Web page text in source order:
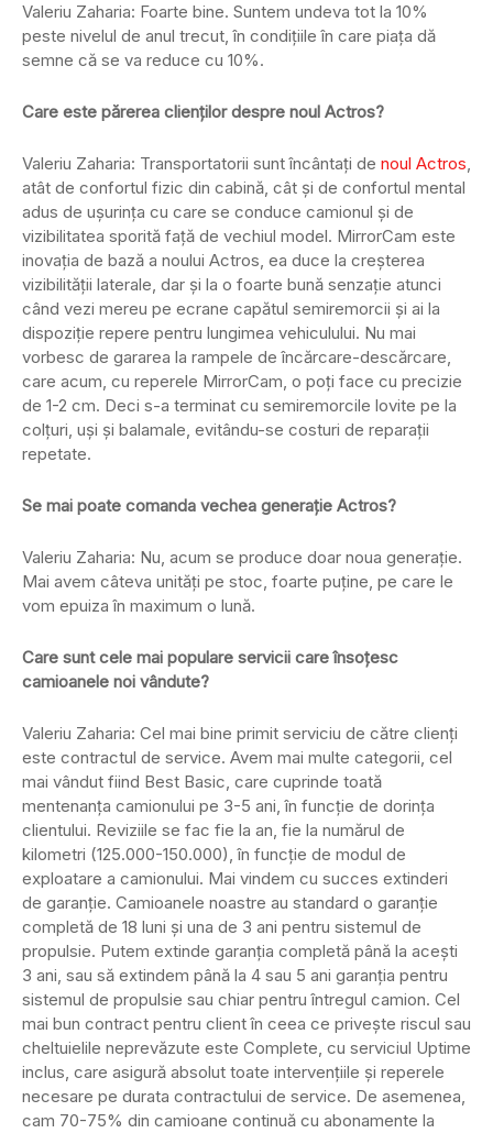
Valeriu Zaharia: Foarte bine. Suntem undeva tot la 10%
peste nivelul de anul trecut, în condițiile în care piața dă
semne că se va reduce cu 10%.
Care este părerea clienților despre noul Actros?
Valeriu Zaharia: Transportatorii sunt încântați de noul Actros,
atât de confortul fizic din cabină, cât și de confortul mental
adus de ușurința cu care se conduce camionul și de
vizibilitatea sporită față de vechiul model. MirrorCam este
inovația de bază a noului Actros, ea duce la creșterea
vizibilității laterale, dar și la o foarte bună senzație atunci
când vezi mereu pe ecrane capătul semiremorcii și ai la
dispoziție repere pentru lungimea vehiculului. Nu mai
vorbesc de gararea la rampele de încărcare-descărcare,
care acum, cu reperele MirrorCam, o poți face cu precizie
de 1-2 cm. Deci s-a terminat cu semiremorcile lovite pe la
colțuri, uși și balamale, evitându-se costuri de reparații
repetate.
Se mai poate comanda vechea generație Actros?
Valeriu Zaharia: Nu, acum se produce doar noua generație.
Mai avem câteva unități pe stoc, foarte puține, pe care le
vom epuiza în maximum o lună.
Care sunt cele mai populare servicii care însoțesc
camioanele noi vândute?
Valeriu Zaharia: Cel mai bine primit serviciu de către clienți
este contractul de service. Avem mai multe categorii, cel
mai vândut fiind Best Basic, care cuprinde toată
mentenanța camionului pe 3-5 ani, în funcție de dorința
clientului. Reviziile se fac fie la an, fie la numărul de
kilometri (125.000-150.000), în funcție de modul de
exploatare a camionului. Mai vindem cu succes extinderi
de garanție. Camioanele noastre au standard o garanție
completă de 18 luni și una de 3 ani pentru sistemul de
propulsie. Putem extinde garanția completă până la acești
3 ani, sau să extindem până la 4 sau 5 ani garanția pentru
sistemul de propulsie sau chiar pentru întregul camion. Cel
mai bun contract pentru client în ceea ce privește riscul sau
cheltuielile neprevăzute este Complete, cu serviciul Uptime
inclus, care asigură absolut toate intervențiile și reperele
necesare pe durata contractului de service. De asemenea,
cam 70-75% din camioane continuă cu abonamente la